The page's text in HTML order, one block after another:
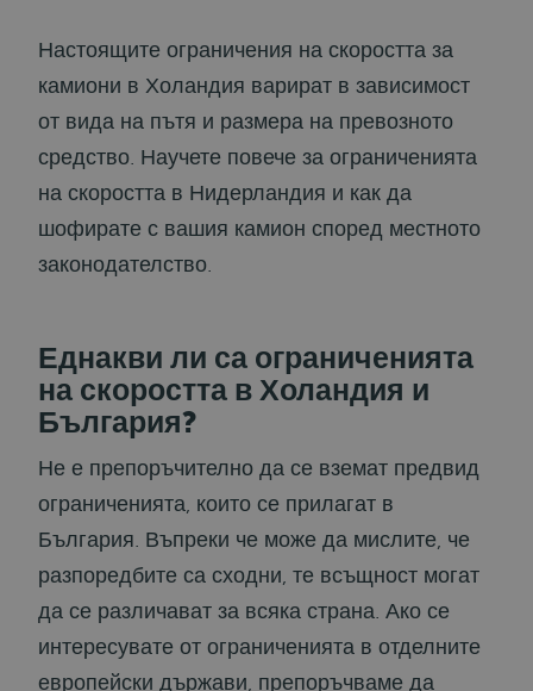
Настоящите ограничения на скоростта за
камиони в Холандия варират в зависимост
от вида на пътя и размера на превозното
средство. Научете повече за ограниченията
на скоростта в Нидерландия и как да
шофирате с вашия камион според местното
законодателство.
Еднакви ли са ограниченията
на скоростта в Холандия и
България?
Не е препоръчително да се вземат предвид
ограниченията, които се прилагат в
България. Въпреки че може да мислите, че
разпоредбите са сходни, те всъщност могат
да се различават за всяка страна. Ако се
интересувате от ограниченията в отделните
европейски държави, препоръчваме да